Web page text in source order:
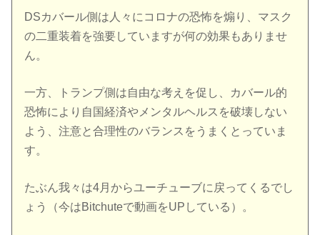
DSカバール側は人々にコロナの恐怖を煽り、マスク
の二重装着を強要していますが何の効果もありませ
ん。
一方、トランプ側は自由な考えを促し、カバール的
恐怖により自国経済やメンタルヘルスを破壊しない
よう、注意と合理性のバランスをうまくとっていま
す。
たぶん我々は4月からユーチューブに戻ってくるでし
ょう（今はBitchuteで動画をUPしている）。